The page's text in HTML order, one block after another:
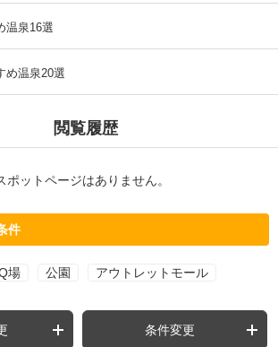
温泉16選
め温泉20選
閲覧履歴
ットページはありません。
件
場 公園 アウトレットモール
条件変更